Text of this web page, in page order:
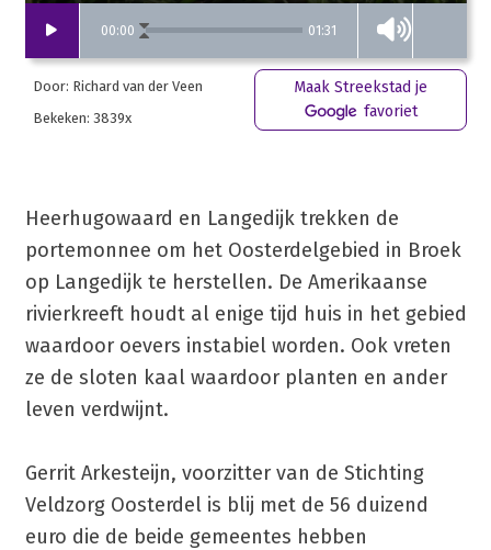
00:00 01:31
Door: Richard van der Veen
Bekeken: 3839x
Maak Streekstad je
favoriet
Heerhugowaard en Langedijk trekken de
portemonnee om het Oosterdelgebied in Broek
op Langedijk te herstellen. De Amerikaanse
rivierkreeft houdt al enige tijd huis in het gebied
waardoor oevers instabiel worden. Ook vreten
ze de sloten kaal waardoor planten en ander
leven verdwijnt.
Gerrit Arkesteijn, voorzitter van de Stichting
Veldzorg Oosterdel is blij met de 56 duizend
euro die de beide gemeentes hebben